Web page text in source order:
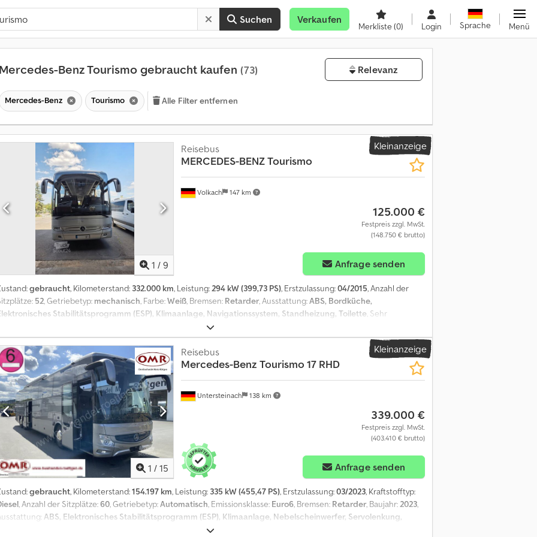
Suchen Verkaufen
Merkliste(0) Login Sprache Menü
Mercedes-Benz Tourismo gebraucht kaufen (73) Relevanz
Mercedes-Benz Tourismo Alle Filter entfernen
Kleinanzeige
1 / 9
Volkach 147 km
Reisebus
MERCEDES-BENZTourismo
125.000 €
Festpreis zzgl. MwSt.
(148.750 € brutto)
Anfrage senden
gebraucht, Kilometerstand: 332.000 km, Leistung:294 kW (399,73 PS), Erstzulassung:04/2015, Anzahl der
52, Getriebetyp: mechanisch, Farbe:Weiß, Bremsen: Retarder, Ausstattung:ABS, Bordküche,
Stabilitätsprogramm (ESP), Klimaanlage, Navigationssystem, Standheizung, Toilette, Sehr
Kleinanzeige
1 / 15
Untersteinach 138 km
Reisebus
Mercedes-Benz Tourismo 17 RHD
339.000 €
Festpreis zzgl. MwSt.
(403.410 € brutto)
Anfrage senden
gebraucht, Kilometerstand:154.197 km, Leistung: 335 kW (455,47 PS), Erstzulassung:03/2023, Kraftstofftyp:
, Anzahl der Sitzplätze:60, Getriebetyp:Automatisch, Emissionsklasse: Euro6, Bremsen: Retarder, Baujahr:2023,
ABS, Elektronisches Stabilitätsprogramm (ESP), Klimaanlage, Nebelscheinwerfer, Servolenkung,
Tempomat, Traktionskontrolle, Wegfahrsperre, Zentralverriegelung